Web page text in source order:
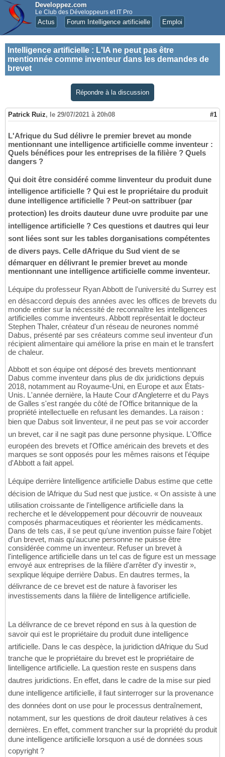
Developpez.com
Le Club des Développeurs et IT Pro
Actus Forum Intelligence artificielle Emploi
Intelligence artificielle : L'IA ne peut pas être
mentionnée comme inventeur dans les demandes de
brevet
Répondre à la discussion
Patrick Ruiz, le 29/07/2021 à 20h08 #1
L'Afrique du Sud délivre le premier brevet au monde
mentionnant une intelligence artificielle comme inventeur :
Quels bénéfices pour les entreprises de la filière ? Quels
dangers ?
Qui doit être considéré comme linventeur du produit dune
intelligence artificielle ? Qui est le propriétaire du produit
dune intelligence artificielle ? Peut-on sattribuer (par
protection) les droits dauteur dune uvre produite par une
intelligence artificielle ? Ces questions et dautres qui leur
sont liées sont sur les tables dorganisations compétentes
de divers pays. Celle dAfrique du Sud vient de se
démarquer en délivrant le premier brevet au monde
mentionnant une intelligence artificielle comme inventeur.
Léquipe du professeur Ryan Abbott de l'université du Surrey est
en désaccord depuis des années avec les offices de brevets du
monde entier sur la nécessité de reconnaître les intelligences
artificielles comme inventeurs. Abbott représentait le docteur
Stephen Thaler, créateur d'un réseau de neurones nommé
Dabus, présenté par ses créateurs comme seul inventeur d'un
récipient alimentaire qui améliore la prise en main et le transfert
de chaleur.
Abbott et son équipe ont déposé des brevets mentionnant
Dabus comme inventeur dans plus de dix juridictions depuis
2018, notamment au Royaume-Uni, en Europe et aux États-
Unis. L'année dernière, la Haute Cour d'Angleterre et du Pays
de Galles s'est rangée du côté de l'Office britannique de la
propriété intellectuelle en refusant les demandes. La raison :
bien que Dabus soit linventeur, il ne peut pas se voir accorder
un brevet, car il ne sagit pas dune personne physique. L'Office
européen des brevets et l'Office américain des brevets et des
marques se sont opposés pour les mêmes raisons et l'équipe
d'Abbott a fait appel.
Léquipe derrière lintelligence artificielle Dabus estime que cette
décision de lAfrique du Sud nest que justice. « On assiste à une
utilisation croissante de l'intelligence artificielle dans la
recherche et le développement pour découvrir de nouveaux
composés pharmaceutiques et réorienter les médicaments.
Dans de tels cas, il se peut qu'une invention puisse faire l'objet
d'un brevet, mais qu'aucune personne ne puisse être
considérée comme un inventeur. Refuser un brevet à
l'intelligence artificielle dans un tel cas de figure est un message
envoyé aux entreprises de la filière d'arrêter d'y investir »,
sexplique léquipe derrière Dabus. En dautres termes, la
délivrance de ce brevet est de nature à favoriser les
investissements dans la filière de lintelligence artificielle.
La délivrance de ce brevet répond en sus à la question de
savoir qui est le propriétaire du produit dune intelligence
artificielle. Dans le cas despèce, la juridiction dAfrique du Sud
tranche que le propriétaire du brevet est le propriétaire de
lintelligence artificielle. La question reste en suspens dans
dautres juridictions. En effet, dans le cadre de la mise sur pied
dune intelligence artificielle, il faut sinterroger sur la provenance
des données dont on use pour le processus dentraînement,
notamment, sur les questions de droit dauteur relatives à ces
dernières. En effet, comment trancher sur la propriété du produit
dune intelligence artificielle lorsquon a usé de données sous
copyright ?